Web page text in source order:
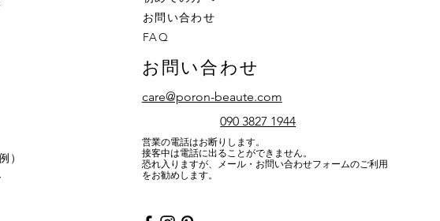
）
お問い合わせ
FAQ
お問い合わせ
care@poron-beaute.com
090 3827 1944
営業の電話はお断りします。
接客中は電話に出ることができません。
恐れ入りますが、メール・お問い合わせフォームのご利用
をお勧めします。